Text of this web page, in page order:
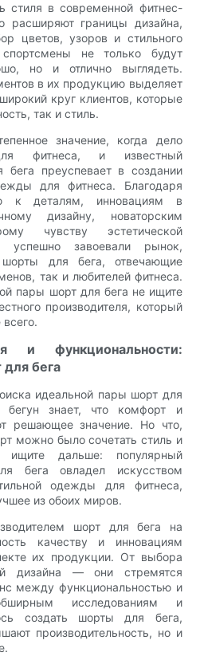
стиля в современной фитнес-
расширяют границы дизайна,
цветов, узоров и стильного
не только будут
но и отлично выглядеть.
в их продукцию выделяет
круг клиентов, которые
так и стиль.
значение, когда дело
фитнеса, и известный
бега преуспевает в создании
для фитнеса. Благодаря
к деталям, инновациям в
дизайну, новаторским
чувству эстетической
успешно завоевали рынок,
для бега, отвечающие
так и любителей фитнеса.
пары шорт для бега не ищите
производителя, который
и функциональности:
бега
идеальной пары шорт для
знает, что комфорт и
решающее значение. Но что,
можно было сочетать стиль и
ищите дальше: популярный
бега овладел искусством
одежды для фитнеса,
из обоих миров.
шорт для бега на
качеству и инновациям
их продукции. От выбора
дизайна — они стремятся
между функциональностью и
исследованиям и
создать шорты для бега,
производительность, но и